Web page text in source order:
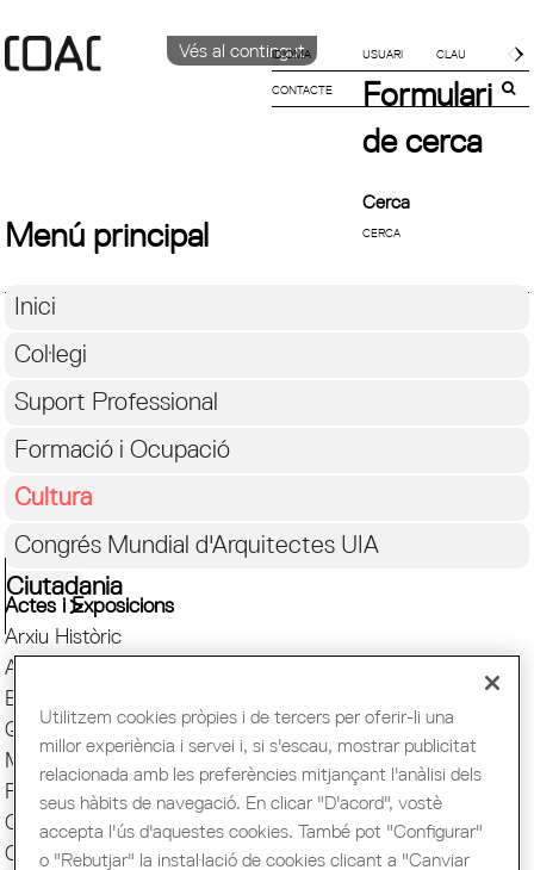
Vés al contingut
IDIOMA
CATALÀ
CONTACTE
Formulari
de cerca
Cerca
Menú principal
Inici
Col·legi
Suport Professional
Formació i Ocupació
Cultura
Congrés Mundial d'Arquitectes UIA
Ciutadania
Actes i Exposicions
Arxiu Històric
Arquitectura catalana
Biblioteca
Quaderns
Mostra d'Arquitectura
Premis Arquitec. Girona
Oficina del Paisatge
Centre Obert d'Arquitectura
Utilitzem cookies pròpies i de tercers per oferir-li una
millor experiència i servei i, si s'escau, mostrar publicitat
relacionada amb les preferències mitjançant l'anàlisi dels
seus hàbits de navegació. En clicar "D'acord", vostè
accepta l'ús d'aquestes cookies. També pot "Configurar"
o "Rebutjar" la instal·lació de cookies clicant a "Canviar